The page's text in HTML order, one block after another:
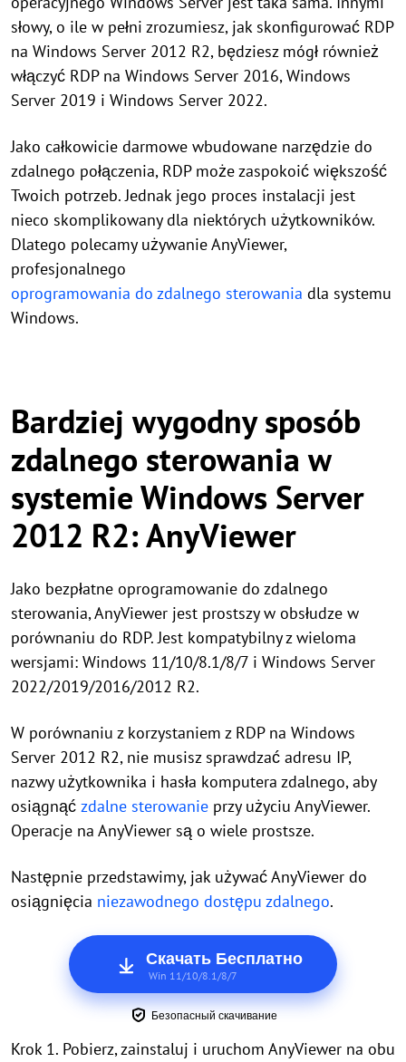
słowy, o ile w pełni zrozumiesz, jak skonfigurować RDP
na Windows Server 2012 R2, będziesz mógł również
włączyć RDP na Windows Server 2016, Windows
Server 2019 i Windows Server 2022.
Jako całkowicie darmowe wbudowane narzędzie do
zdalnego połączenia, RDP może zaspokoić większość
Twoich potrzeb. Jednak jego proces instalacji jest
nieco skomplikowany dla niektórych użytkowników.
Dlatego polecamy używanie AnyViewer,
profesjonalnego
oprogramowania do zdalnego sterowania dla systemu
Windows.
Bardziej wygodny sposób
zdalnego sterowania w
systemie Windows Server
2012 R2: AnyViewer
Jako bezpłatne oprogramowanie do zdalnego
sterowania, AnyViewer jest prostszy w obsłudze w
porównaniu do RDP. Jest kompatybilny z wieloma
wersjami: Windows 11/10/8.1/8/7 i Windows Server
2022/2019/2016/2012 R2.
W porównaniu z korzystaniem z RDP na Windows
Server 2012 R2, nie musisz sprawdzać adresu IP,
nazwy użytkownika i hasła komputera zdalnego, aby
osiągnąć zdalne sterowanie przy użyciu AnyViewer.
Operacje na AnyViewer są o wiele prostsze.
Następnie przedstawimy, jak używać AnyViewer do
osiągnięcia niezawodnego dostępu zdalnego.
Скачать Бесплатно
Win 11/10/8.1/8/7
Безопасный скачивание
Krok 1. Pobierz, zainstaluj i uruchom AnyViewer na obu